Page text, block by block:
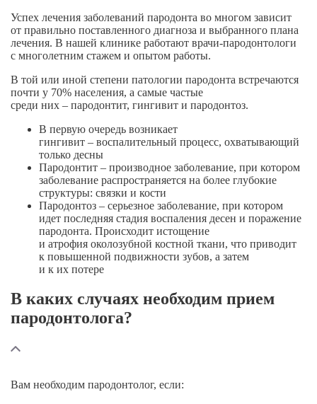
Успех лечения заболеваний пародонта во многом зависит
от правильно поставленного диагноза и выбранного плана
лечения. В нашей клинике работают врачи-пародонтологи
с многолетним стажем и опытом работы.
В той или иной степени патологии пародонта встречаются
почти у 70% населения, а самые частые
среди них – пародонтит, гингивит и пародонтоз.
В первую очередь возникает
гингивит – воспалительный процесс, охватывающий
только десны
Пародонтит – производное заболевание, при котором
заболевание распространяется на более глубокие
структуры: связки и кости
Пародонтоз – серьезное заболевание, при котором
идет последняя стадия воспаления десен и поражение
пародонта. Происходит истощение
и атрофия околозубной костной ткани, что приводит
к повышенной подвижности зубов, а затем
и к их потере
В каких случаях необходим прием
пародонтолога?
Вам необходим пародонтолог, если: